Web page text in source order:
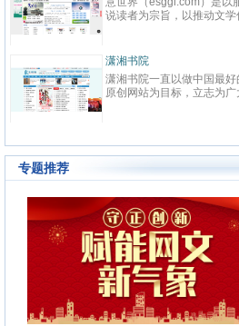
日，是中国大陆范围内最具影响力
的女性向原创文学网站，同时，也
耽美、爱情等原创网络小说而著
名。 截止到2015年3月31日，晋
江文学城拥有在线作品177万余
部，穿越、言情、影视、都市爱
情、职场婚姻、青春校园、武侠仙
的这种不落窠臼的行事作风也在行
和两万余名签约作者在这个平台上
日更不辍，为广大网络文学爱好者
献上了一部又一部可以堪称经典的
网络文学著作。其中得以出版作品
的作者达到3000人，每天有近1万
新用户注册、750部新作品诞生，
两本新书被成功代理出版，上百部
作品签约影视，过万部作品引入手
机分销渠道，其口碑卓著的良心服
连尚读书网
连尚读书网（免费小说），最热门
免费小说大全，免费阅读App，提
供玄幻小说、网游小说、言情小
专题推荐